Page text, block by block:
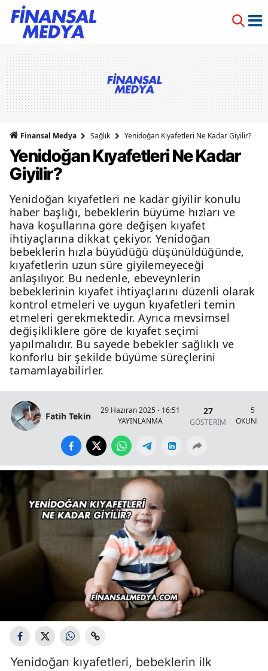
Finansal Medya Sağlık Yenidoğan Kıyafetleri Ne Kadar Giyilir?
Yenidoğan Kıyafetleri Ne Kadar
Giyilir?
Yenidoğan kıyafetleri ne kadar giyilir konulu
haber başlığı, bebeklerin büyüme hızları ve
hava koşullarına göre değişen kıyafet
ihtiyaçlarına dikkat çekiyor. Yenidoğan
bebeklerin hızla büyüdüğü düşünüldüğünde,
kıyafetlerin uzun süre giyilemeyeceği
anlaşılıyor. Bu nedenle, ebeveynlerin
bebeklerinin kıyafet ihtiyaçlarını düzenli olarak
kontrol etmeleri ve uygun kıyafetleri temin
etmeleri gerekmektedir. Ayrıca mevsimsel
değişikliklere göre de kıyafet seçimi
yapılmalıdır. Bu sayede bebekler sağlıklı ve
konforlu bir şekilde büyüme süreçlerini
tamamlayabilirler.
Fatih Tekin
29 Haziran 2025 - 16:51
YAYINLANMA
27
GÖSTERİM
5
Yenidoğan kıyafetleri, bebeklerin ilk